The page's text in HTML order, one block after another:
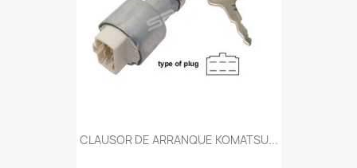
CLAUSOR DE ARRANQUE KOMATSU...